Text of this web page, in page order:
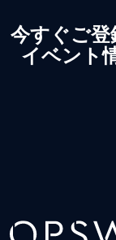
今すぐご登
イベント